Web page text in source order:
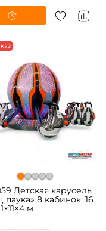
Детская карусель
паука» 8 кабинок, 16
м